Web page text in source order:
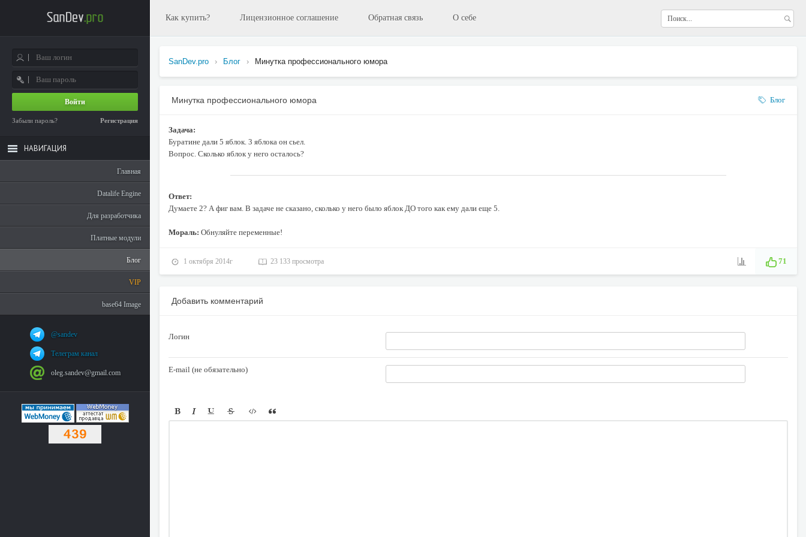
Как купить? Лицензионное соглашение Обратная связь О себе
SanDev.pro › Блог › Минутка профессионального юмора
Блог
Минутка профессионального юмора
Задача:
Буратине дали 5 яблок. 3 яблока он сьел.
Вопрос. Сколько яблок у него осталось?
Ответ:
Думаете 2? А фиг вам. В задаче не сказано, сколько у него было яблок ДО того как ему дали еще 5.
Мораль: Обнуляйте переменные!
71
1 октября 2014г 23 133 просмотра
Добавить комментарий
Логин
E-mail (не обязательно)
Войти
Регистрация
Забыли пароль?
НАВИГАЦИЯ
Главная
Datalife Engine
Для разработчика
Платные модули
Блог
VIP
base64 Image
@sandev
Телеграм канал
oleg.sandev@gmail.com